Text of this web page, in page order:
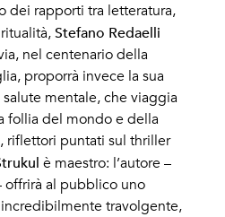
dei rapporti tra letteratura,
Stefano Redaelli
nel centenario della
proporrà invece la sua
mentale, che viaggia
follia del mondo e della
riflettori puntati sul thriller
è maestro: l’autore –
offrirà al pubblico uno
travolgente,